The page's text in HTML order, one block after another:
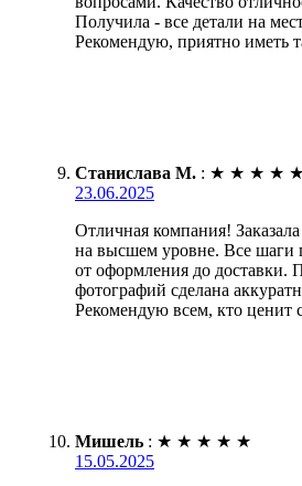
Получила - все детали на
Рекомендую, приятно иметь
Станислава М. : ★ ★ ★ ★ ★
23.06.2025
Отличная компания!
на высшем уровне. Все шаги
от оформления до доставки.
фотографий сделана
Рекомендую всем, кто ценит
Мишель : ★ ★ ★ ★ ★
15.05.2025